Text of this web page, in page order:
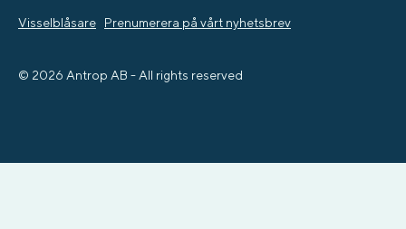
Visselblåsare Prenumerera på vårt nyhetsbrev
© 2026 Antrop AB - All rights reserved